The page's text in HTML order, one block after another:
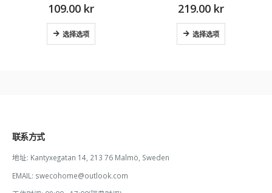
109.00 kr
选择选项
219.00 kr
选择选项
联系方式
地址: Kantyxegatan 14, 213 76 Malmö, Sweden
EMAIL: swecohome@outlook.com